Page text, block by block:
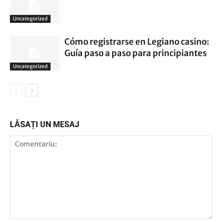
Uncategorized
Uncategorized
Cómo registrarse en Legiano casino:
Guía paso a paso para principiantes
LĂSAȚI UN MESAJ